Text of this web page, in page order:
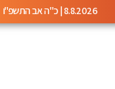
8.8.2026 | כ"ה אב התשפ"ו